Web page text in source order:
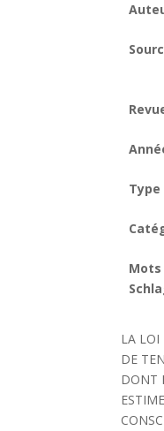
Type
LA LOI
DE
DONT